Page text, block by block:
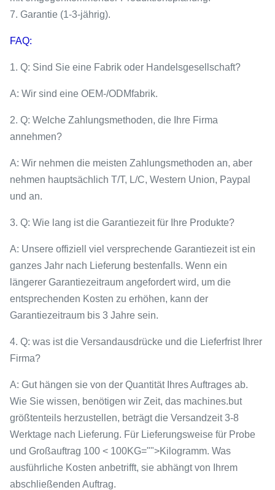
7. Garantie (1-3-jährig).
FAQ:
1. Q: Sind Sie eine Fabrik oder Handelsgesellschaft?
A: Wir sind eine OEM-/ODMfabrik.
2. Q: Welche Zahlungsmethoden, die Ihre Firma
annehmen?
A: Wir nehmen die meisten Zahlungsmethoden an, aber
nehmen hauptsächlich T/T, L/C, Western Union, Paypal
und an.
3. Q: Wie lang ist die Garantiezeit für Ihre Produkte?
A: Unsere offiziell viel versprechende Garantiezeit ist ein
ganzes Jahr nach Lieferung bestenfalls. Wenn ein
längerer Garantiezeitraum angefordert wird, um die
entsprechenden Kosten zu erhöhen, kann der
Garantiezeitraum bis 3 Jahre sein.
4. Q: was ist die Versandausdrücke und die Lieferfrist Ihrer
Firma?
A: Gut hängen sie von der Quantität Ihres Auftrages ab.
Wie Sie wissen, benötigen wir Zeit, das machines.but
größtenteils herzustellen, beträgt die Versandzeit 3-8
Werktage nach Lieferung. Für Lieferungsweise für Probe
und Großauftrag 100 < 100KG="">Kilogramm. Was
ausführliche Kosten anbetrifft, sie abhängt von Ihrem
abschließenden Auftrag.